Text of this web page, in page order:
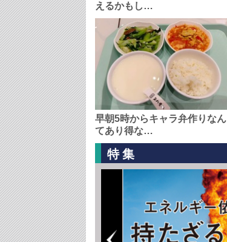
えるかもし…
早朝5時からキャラ弁作りなん
てあり得な…
特集